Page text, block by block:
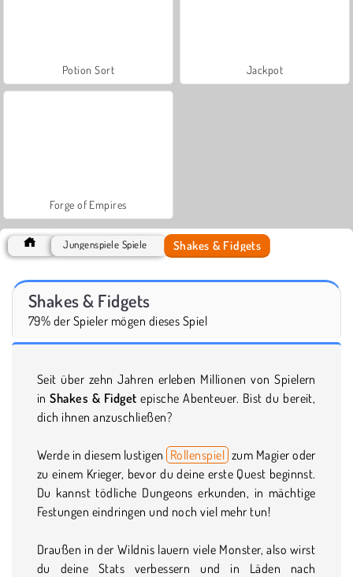
Potion Sort Jackpot
Forge of Empires
Jungenspiele Spiele Shakes & Fidgets
Shakes & Fidgets
79% der Spieler mögen dieses Spiel
Seit über zehn Jahren erleben Millionen von Spielern
inShakes & Fidget epische Abenteuer. Bist du bereit,
dich ihnen anzuschließen?
Werde in diesem lustigen Rollenspiel zum Magier oder
zu einem Krieger, bevor du deine erste Quest beginnst.
Du kannst tödliche Dungeons erkunden, in mächtige
Festungen eindringen und noch viel mehr tun!
Draußen in der Wildnis lauern viele Monster, also wirst
du deine Stats verbessern und in Läden nach